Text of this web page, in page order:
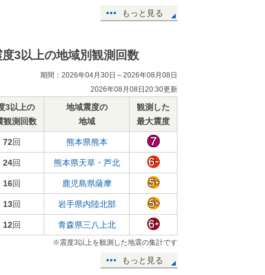
もっと見る
度3以上の地域別観測回数
期間：2026年04月30日～2026年08月08日
2026年08月08日20:30更新
3以上の
観測回数
地域震度の
地域
観測した
最大震度
72回 熊本県熊本
24回 熊本県天草・芦北
16回 鹿児島県薩摩
13回 岩手県内陸北部
12回 青森県三八上北
※震度3以上を観測した地震の集計です
もっと見る